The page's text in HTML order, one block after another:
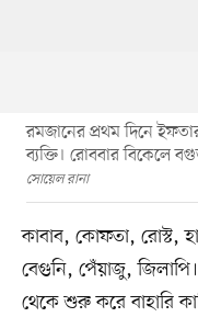
রমজানের প্রথম দিনে
ব্যক্তি। রোববার বিকেলে
সোয়েল রানা
কাবাব, কোফতা, রোস্ট,
বেগুনি, পেঁয়াজু,
থেকে শুরু করে বাহারি